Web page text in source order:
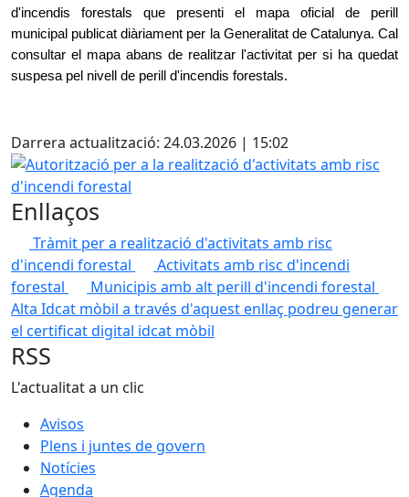
d'incendis forestals que presenti el mapa oficial de perill
municipal publicat diàriament per la Generalitat de Catalunya. Cal
consultar el mapa abans de realitzar l'activitat per si ha quedat
suspesa pel nivell de perill d'incendis forestals.
Darrera actualització: 24.03.2026 | 15:02
Autorització per a la realització d'activitats amb risc
Enllaços
Tràmit per a realització d'activitats amb risc
d'incendi forestal
Activitats amb risc d'incendi
forestal
Municipis amb alt perill d'incendi forestal
Alta Idcat mòbil a través d'aquest enllaç podreu generar
el certificat digital idcat mòbil
RSS
L'actualitat a un clic
Avisos
Plens i juntes de govern
Notícies
Agenda